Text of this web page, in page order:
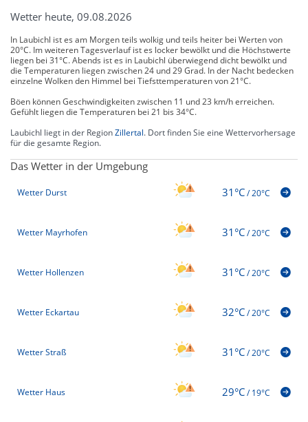
Wetter heute, 09.08.2026
In Laubichl ist es am Morgen teils wolkig und teils heiter bei Werten von
20°C. Im weiteren Tagesverlauf ist es locker bewölkt und die Höchstwerte
liegen bei 31°C. Abends ist es in Laubichl überwiegend dicht bewölkt und
die Temperaturen liegen zwischen 24 und 29 Grad. In der Nacht bedecken
einzelne Wolken den Himmel bei Tiefsttemperaturen von 21°C.
Böen können Geschwindigkeiten zwischen 11 und 23 km/h erreichen.
Gefühlt liegen die Temperaturen bei 21 bis 34°C.
Laubichl liegt in der RegionZillertal. Dort finden Sie eine Wettervorhersage
für die gesamte Region.
Das Wetter in der Umgebung
Wetter Durst 31°C/20°C
Wetter Mayrhofen 31°C/20°C
Wetter Hollenzen 31°C/20°C
Wetter Eckartau 32°C/20°C
Wetter Straß 31°C/20°C
Wetter Haus 29°C/19°C